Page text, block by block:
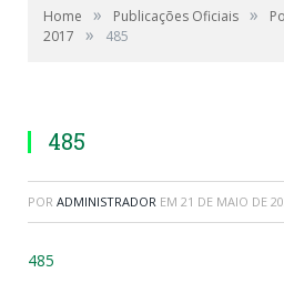
Home » Publicações Oficiais »
2017
» 485
485
POR ADMINISTRADOR EM 21 DE MAIO DE
485